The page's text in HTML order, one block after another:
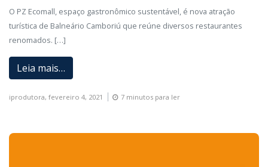
O PZ Ecomall, espaço gastronômico sustentável, é nova atração
turística de Balneário Camboriú que reúne diversos restaurantes
renomados. […]
Leia mais…
iprodutora, fevereiro 4, 2021 7 minutos para ler